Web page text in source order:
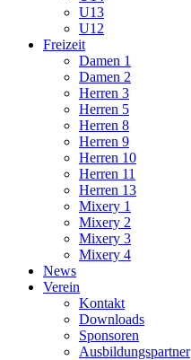
U13
U12
Freizeit
Damen 1
Damen 2
Herren 3
Herren 5
Herren 8
Herren 9
Herren 10
Herren 11
Herren 13
Mixery 1
Mixery 2
Mixery 3
Mixery 4
News
Verein
Kontakt
Downloads
Sponsoren
Ausbildungspartner